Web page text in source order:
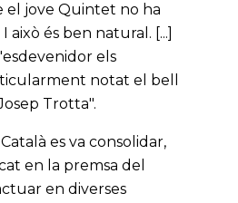
el jove Quintet no ha
això és ben natural. [...]
els
notat el bell
Trotta".
es va consolidar,
en la premsa del
en diverses